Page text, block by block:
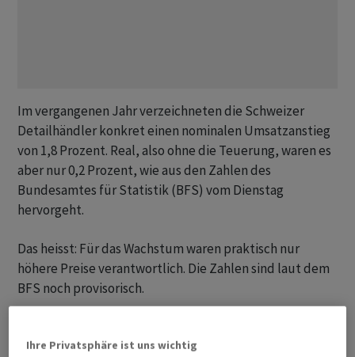
Im vergangenen Jahr verzeichneten die Schweizer
Detailhändler konkret einen nominalen Umsatzanstieg
von 1,8 Prozent. Real, also ohne die Teuerung, waren es
aber nur 0,2 Prozent, wie aus den Zahlen des
Bundesamtes für Statistik (BFS) vom Dienstag
hervorgeht.
Das heisst: Für das Wachstum waren praktisch nur
höhere Preise verantwortlich. Die Zahlen sind laut dem
BFS noch provisorisch.
Lebensmitteln, der nominal um 2,4 Prozent weniger
Ihre Privatsphäre ist uns wichtig